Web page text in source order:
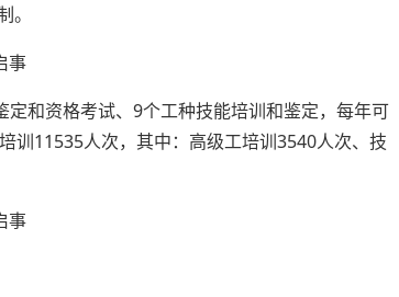
事
定和资格考试、9个工种技能培训和鉴定，每年可
训11535人次，其中：高级工培训3540人次、技
事